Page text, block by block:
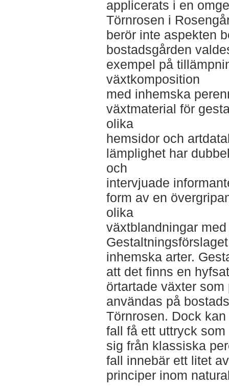
applicerats i en
Törnrosen i
berör inte aspekten
bostadsgården
exempel på
växtkomposition
med inhemska
växtmaterial för
olika
hemsidor och
lämplighet har
och
intervjuade
form av en
olika
växtblandningar
inhemska arter.
att det finns en
örtartade växter
användas på
Törnrosen. Dock
fall få ett uttryck
sig från klassiska
fall innebär ett litet
principer inom